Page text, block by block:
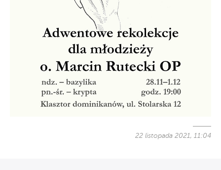
22 listopada 2021, 11:04